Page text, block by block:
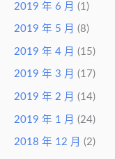
2019 年 6 月 (1)
2019 年 5 月 (8)
2019 年 4 月 (15)
2019 年 3 月 (17)
2019 年 2 月 (14)
2019 年 1 月 (24)
2018 年 12 月 (2)